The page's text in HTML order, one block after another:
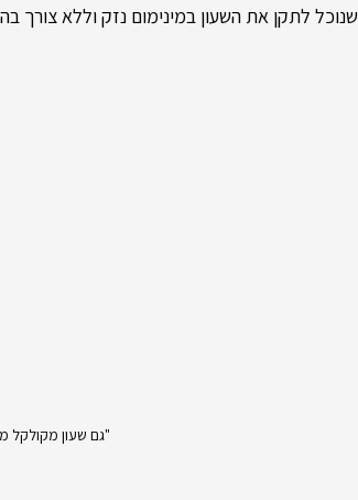
שנוכל לתקן את השעון במינימום נזק וללא צורך
"גם שעון מקולקל